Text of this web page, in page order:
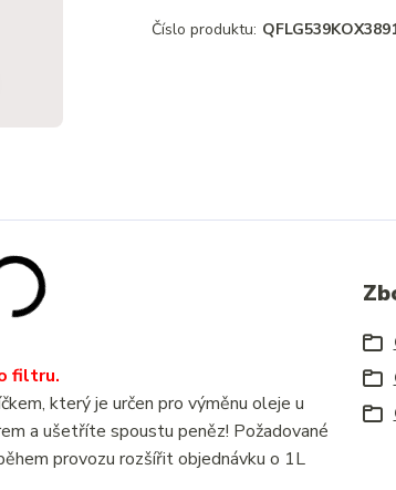
Číslo produktu:
filtru.
který je určen pro výměnu oleje u
a ušetříte spoustu peněz! Požadované
provozu rozšířit objednávku o 1L